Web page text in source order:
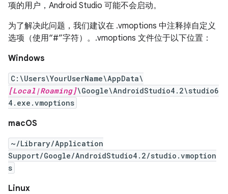
项的用户，Android Studio 可能不会启动。
为了解决此问题，我们建议在 .vmoptions 中注释掉自定义
选项（使用“#”字符）。 .vmoptions 文件位于以下位置：
Windows
C:\Users\YourUserName\AppData\
[Local|Roaming]\Google\AndroidStudio4.2\studio6
4.exe.vmoptions
macOS
~/Library/Application
Support/Google/AndroidStudio4.2/studio.vmoption
s
Linux